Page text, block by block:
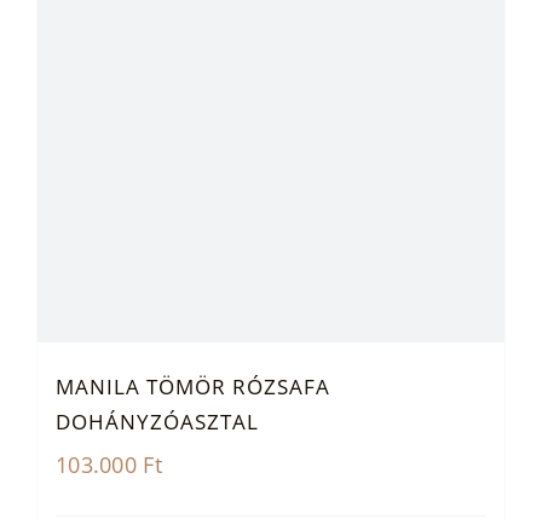
MANILA TÖMÖR RÓZSAFA
DOHÁNYZÓASZTAL
103.000 Ft